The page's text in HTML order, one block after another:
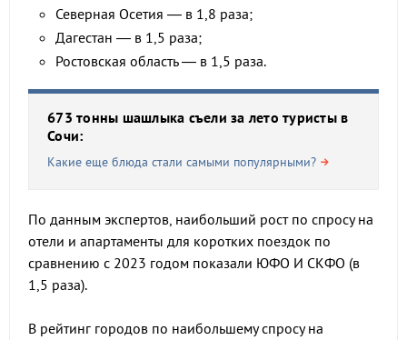
Северная Осетия — в 1,8 раза;
Дагестан — в 1,5 раза;
Ростовская область — в 1,5 раза.
673 тонны шашлыка съели за лето туристы в
Сочи:
Какие еще блюда стали самыми популярными?
По данным экспертов, наибольший рост по спросу на
отели и апартаменты для коротких поездок по
сравнению с 2023 годом показали ЮФО И СКФО (в
1,5 раза).
В рейтинг городов по наибольшему спросу на